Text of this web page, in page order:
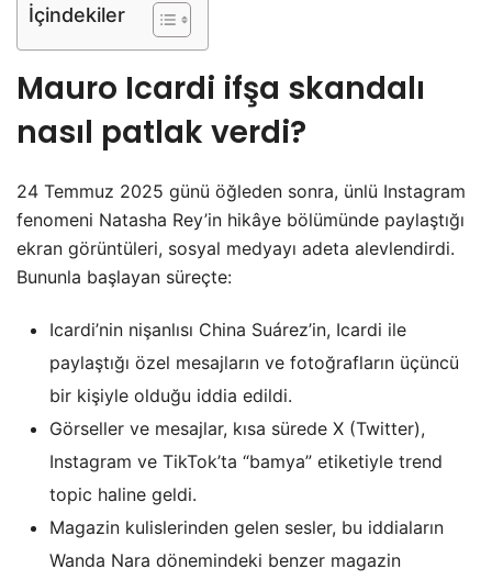
İçindekiler
Mauro Icardi ifşa skandalı
nasıl patlak verdi?
24 Temmuz 2025 günü öğleden sonra, ünlü Instagram
fenomeni Natasha Rey’in hikâye bölümünde paylaştığı
ekran görüntüleri, sosyal medyayı adeta alevlendirdi.
Bununla başlayan süreçte:
Icardi’nin nişanlısı China Suárez’in, Icardi ile
paylaştığı özel mesajların ve fotoğrafların üçüncü
bir kişiyle olduğu iddia edildi.
Görseller ve mesajlar, kısa sürede X (Twitter),
Instagram ve TikTok’ta “bamya” etiketiyle trend
topic haline geldi.
Magazin kulislerinden gelen sesler, bu iddiaların
Wanda Nara dönemindeki benzer magazin